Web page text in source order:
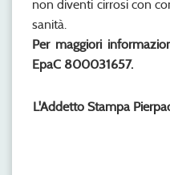
non diventi cirrosi con
sanità.
Per maggiori
EpaC 800031657.
L'Addetto Stampa